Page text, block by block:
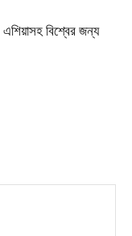
বিশ্বের জন্য